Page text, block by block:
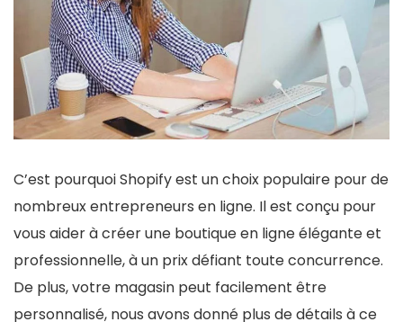
C’est pourquoi Shopify est un choix populaire pour de
nombreux entrepreneurs en ligne. Il est conçu pour
vous aider à créer une boutique en ligne élégante et
professionnelle, à un prix défiant toute concurrence.
De plus, votre magasin peut facilement être
personnalisé, nous avons donné plus de détails à ce